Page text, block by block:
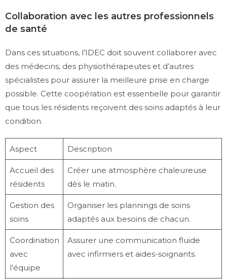
Collaboration avec les autres professionnels
de santé
Dans ces situations, l’IDEC doit souvent collaborer avec
des médecins, des physiothérapeutes et d’autres
spécialistes pour assurer la meilleure prise en charge
possible. Cette coopération est essentielle pour garantir
que tous les résidents reçoivent des soins adaptés à leur
condition.
Aspect Description
Accueil des
résidents
Créer une atmosphère chaleureuse
dès le matin.
Gestion des
soins
Organiser les plannings de soins
adaptés aux besoins de chacun.
Coordination
avec
l’équipe
Assurer une communication fluide
avec infirmiers et aides-soignants.